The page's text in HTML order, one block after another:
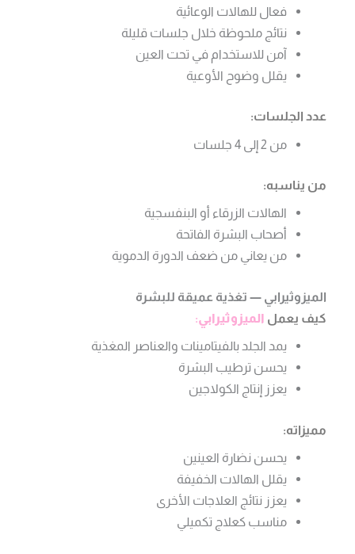
فعال للهالات الوعائية
نتائج ملحوظة خلال جلسات قليلة
آمن للاستخدام في تحت العين
يقلل وضوح الأوعية
عدد الجلسات:
من 2 إلى 4 جلسات
من يناسبه:
الهالات الزرقاء أو البنفسجية
أصحاب البشرة الفاتحة
من يعاني من ضعف الدورة الدموية
الميزوثيرابي — تغذية عميقة للبشرة
كيف يعمل الميزوثيرابي:
يمد الجلد بالفيتامينات والعناصر المغذية
يحسن ترطيب البشرة
يعزز إنتاج الكولاجين
مميزاته:
يحسن نضارة العينين
يقلل الهالات الخفيفة
يعزز نتائج العلاجات الأخرى
مناسب كعلاج تكميلي